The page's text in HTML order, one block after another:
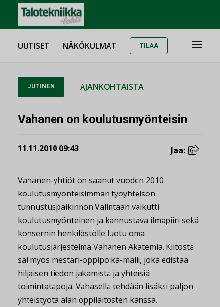
UUTISET NÄKÖKULMAT TILAA
UUTINEN AJANKOHTAISTA
Vahanen on koulutusmyönteisin
11.11.2010 09:43 Jaa:
Vahanen-yhtiöt on saanut vuoden 2010
koulutusmyönteisimmän työyhteisön
tunnustuspalkinnon.Valintaan vaikutti
koulutusmyönteinen ja kannustava ilmapiiri sekä
konsernin henkilöstölle luotu oma
koulutusjärjestelmä Vahanen Akatemia. Kiitosta
sai myös mestari-oppipoika-malli, joka edistää
hiljaisen tiedon jakamista ja yhteisiä
toimintatapoja. Vahasella tehdään lisäksi paljon
yhteistyötä alan oppilaitosten kanssa.